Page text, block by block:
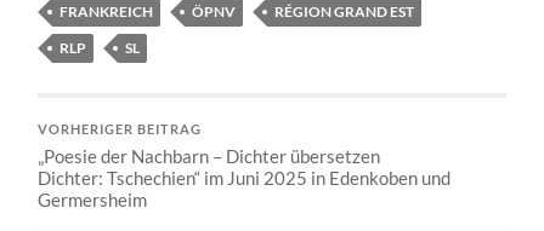
FRANKREICH
ÖPNV
RÉGION GRAND EST
RLP
SL
VORHERIGER BEITRAG
„Poesie der Nachbarn – Dichter übersetzen
Dichter: Tschechien“ im Juni 2025 in Edenkoben und
Germersheim